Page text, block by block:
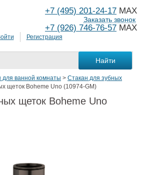
Регистрация
+7 (495) 201-24-17 MAX
+7 (926) 746-76-57 MAX
Заказать звонок
для ванной комнаты > Стакан для зубных
щеток Boheme Uno (10974-GM)
щеток Boheme Uno